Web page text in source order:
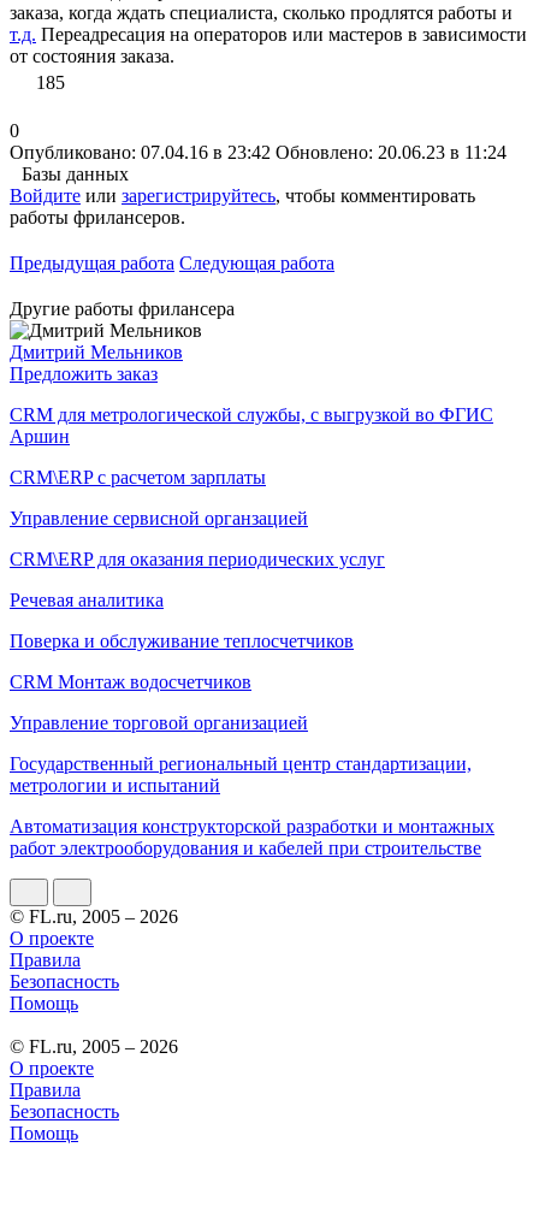
заказа, когда ждать специалиста, сколько продлятся работы и
т.д. Переадресация на операторов или мастеров в зависимости
от состояния заказа.
185
0
Опубликовано: 07.04.16 в 23:42 Обновлено: 20.06.23 в 11:24
Базы данных
Войдите или зарегистрируйтесь, чтобы комментировать
работы фрилансеров.
Предыдущая работа Следующая работа
Другие работы фрилансера
Дмитрий Мельников
Предложить заказ
CRM для метрологической службы, с выгрузкой во ФГИС
Аршин
CRM\ERP с расчетом зарплаты
Управление сервисной органзацией
CRM\ERP для оказания периодических услуг
Речевая аналитика
Поверка и обслуживание теплосчетчиков
CRM Монтаж водосчетчиков
Управление торговой организацией
Государственный региональный центр стандартизации,
метрологии и испытаний
Автоматизация конструкторской разработки и монтажных
работ электрооборудования и кабелей при строительстве
© FL.ru, 2005 – 2026
О проекте
Правила
Безопасность
Помощь
© FL.ru, 2005 – 2026
О проекте
Правила
Безопасность
Помощь